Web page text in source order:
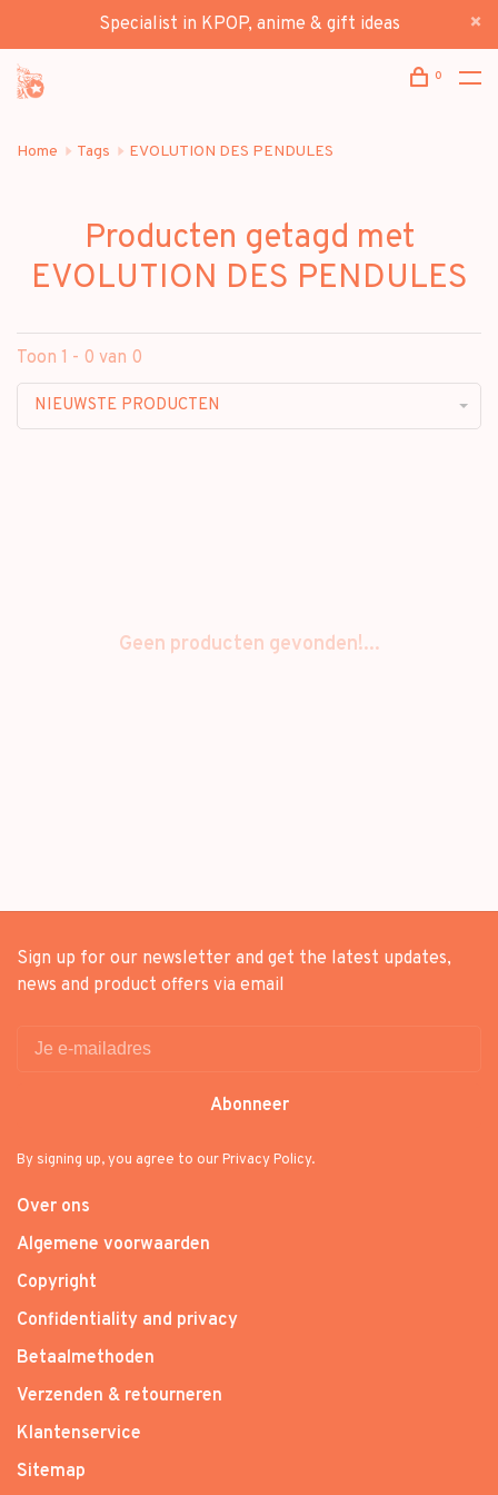
Specialist in KPOP, anime & gift ideas
0
Home Tags EVOLUTION DES PENDULES
Producten getagd met
EVOLUTION DES PENDULES
Toon 1 - 0 van 0
NIEUWSTE PRODUCTEN
Geen producten gevonden!...
Sign up for our newsletter and get the latest updates,
news and product offers via email
Abonneer
By signing up, you agree to our Privacy Policy.
Over ons
Algemene voorwaarden
Copyright
Confidentiality and privacy
Betaalmethoden
Verzenden & retourneren
Klantenservice
Sitemap